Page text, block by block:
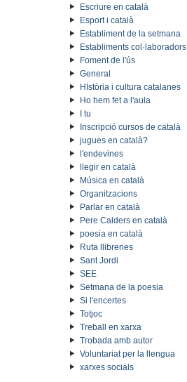
Escriure en català
Esport i català
Establiment de la setmana
Establiments col·laboradors
Foment de l'ús
General
HIstòria i cultura catalanes
Ho hem fet a l'aula
I tu
Inscripció cursos de català
jugues en català?
l'endevines
llegir en català
Música en català
Organitzacions
Parlar en català
Pere Calders en català
poesia en català
Ruta llibreries
Sant Jordi
SEE
Setmana de la poesia
Si l'encertes
Totjoc
Treball en xarxa
Trobada amb autor
Voluntariat per la llengua
xarxes socials